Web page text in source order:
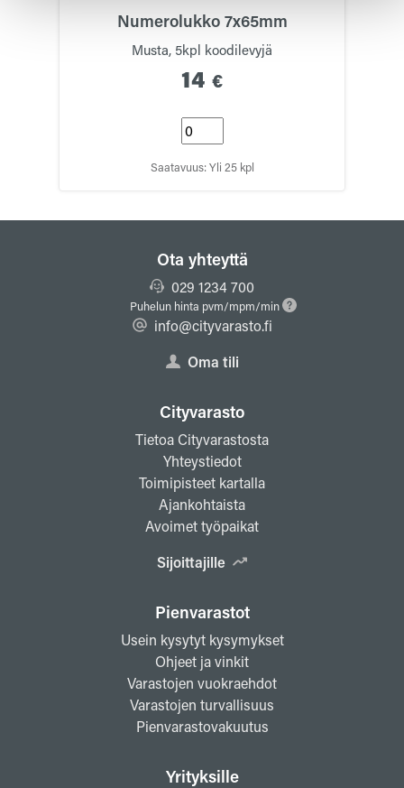
Numerolukko 7x65mm
Musta, 5kpl koodilevyjä
14 €
Saatavuus: Yli 25 kpl
Ota yhteyttä
029 1234 700
Puhelun hinta pvm/mpm/min
info@cityvarasto.fi
Oma tili
Cityvarasto
Tietoa Cityvarastosta
Yhteystiedot
Toimipisteet kartalla
Ajankohtaista
Avoimet työpaikat
Sijoittajille
Pienvarastot
Usein kysytyt kysymykset
Ohjeet ja vinkit
Varastojen vuokraehdot
Varastojen turvallisuus
Pienvarastovakuutus
Yrityksille